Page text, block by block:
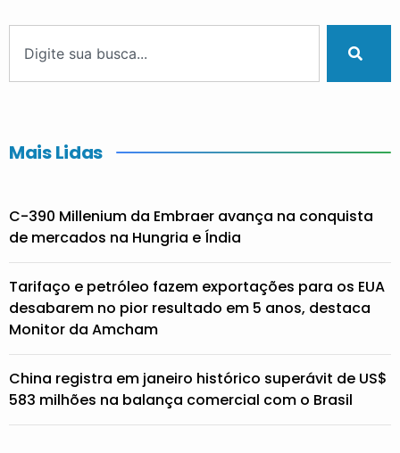
Mais Lidas
C-390 Millenium da Embraer avança na conquista
de mercados na Hungria e Índia
Tarifaço e petróleo fazem exportações para os EUA
desabarem no pior resultado em 5 anos, destaca
Monitor da Amcham
China registra em janeiro histórico superávit de US$
583 milhões na balança comercial com o Brasil